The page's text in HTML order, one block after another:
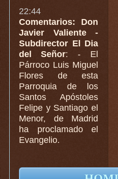
22:44
Comentarios: Don
Javier Valiente -
Subdirector El Dia
del Señor: - El
Párroco Luis Miguel
Flores de esta
Parroquia de los
Santos Apóstoles
Felipe y Santiago el
Menor, de Madrid
ha proclamado el
Evangelio.